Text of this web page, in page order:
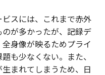
スには、これまで赤外
が多かったが、記録デ
身像が映るためプライ
も少なくない。また、
まれてしまうため、日